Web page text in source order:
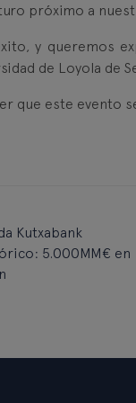
próximo a
y queremos
de Loyola de
que este evento
Kutxabank
5.000MM€ en